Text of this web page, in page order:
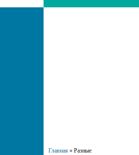
Главная » Разные